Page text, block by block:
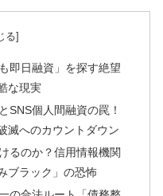
即日融資」を探す絶望
な現実
SNS個人間融資の罠！
滅へのカウントダウン
るのか？信用情報機関
ブラック」の恐怖